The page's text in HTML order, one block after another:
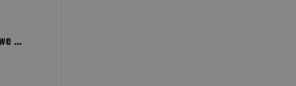
Piaskowy wilk i prawdziwe wymysły